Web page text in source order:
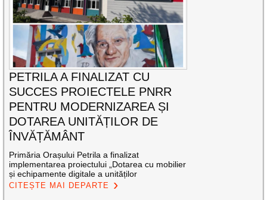
PETRILA A FINALIZAT CU
SUCCES PROIECTELE PNRR
PENTRU MODERNIZAREA ȘI
DOTAREA UNITĂȚILOR DE
ÎNVĂȚĂMÂNT
Primăria Orașului Petrila a finalizat
implementarea proiectului „Dotarea cu mobilier
și echipamente digitale a unităților
CITEȘTE MAI DEPARTE